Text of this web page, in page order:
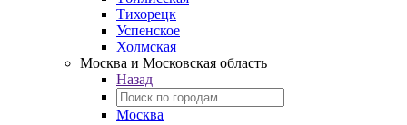
Тихорецк
Успенское
Холмская
Москва и Московская область
Назад
Москва